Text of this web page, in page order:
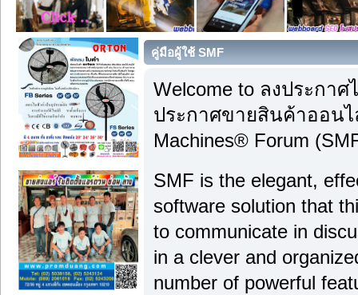
คู่มือผู้ใช้ SMF
Welcome to ลงประกา
ประกาศขายสินค้าออนไ
Machines® Forum
SMF is the elegant,
software solution that
to communicate in
in a clever and
number of powerful